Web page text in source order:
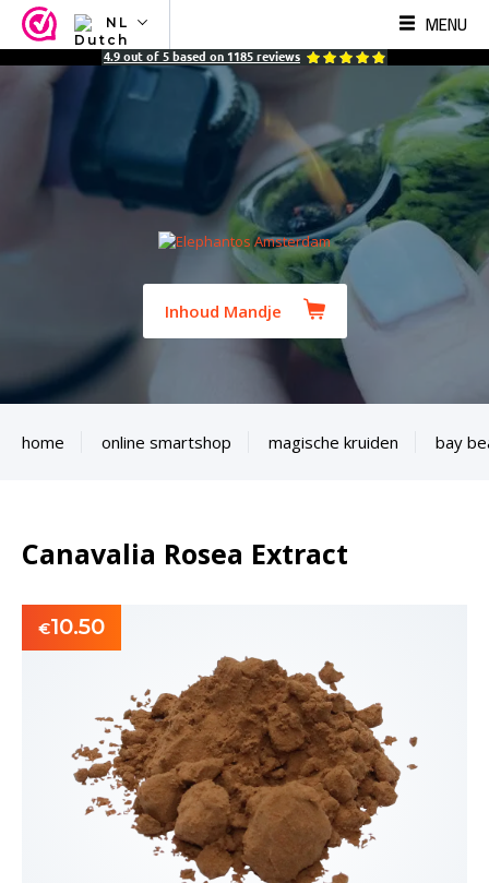
NL
NL
ES
MENU
4.9 out of 5 based on 1185 reviews
Inhoud Mandje
home online smartshop magische kruiden bay
Canavalia Rosea Extract
€10.50